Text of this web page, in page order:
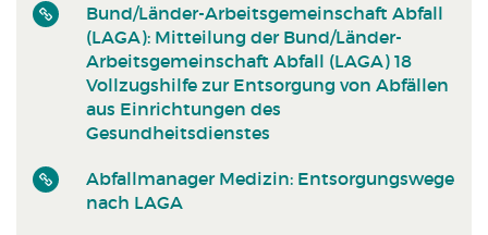
Bund/Länder-Arbeitsgemeinschaft Abfall
(LAGA): Mitteilung der Bund/Länder-
Arbeitsgemeinschaft Abfall (LAGA) 18
Vollzugshilfe zur Entsorgung von Abfällen
aus Einrichtungen des
Gesundheitsdienstes
Abfallmanager Medizin: Entsorgungswege
nach LAGA